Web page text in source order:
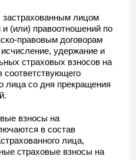
лицом
(или) правоотношений по
правовым договорам
удержание и
страховых взносов на
соответствующего
лица со дня прекращения
взносы на
в состав
лица,
страховые взносы на